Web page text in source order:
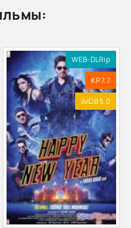
WEB-DLRip
KP 7.7
IMDB 5.0